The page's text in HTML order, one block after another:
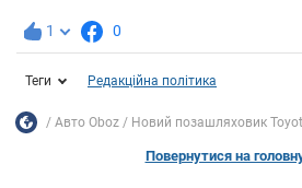
1 0
Теги Редакційна політика
Авто Oboz Новий позашляховик
Повернутися на